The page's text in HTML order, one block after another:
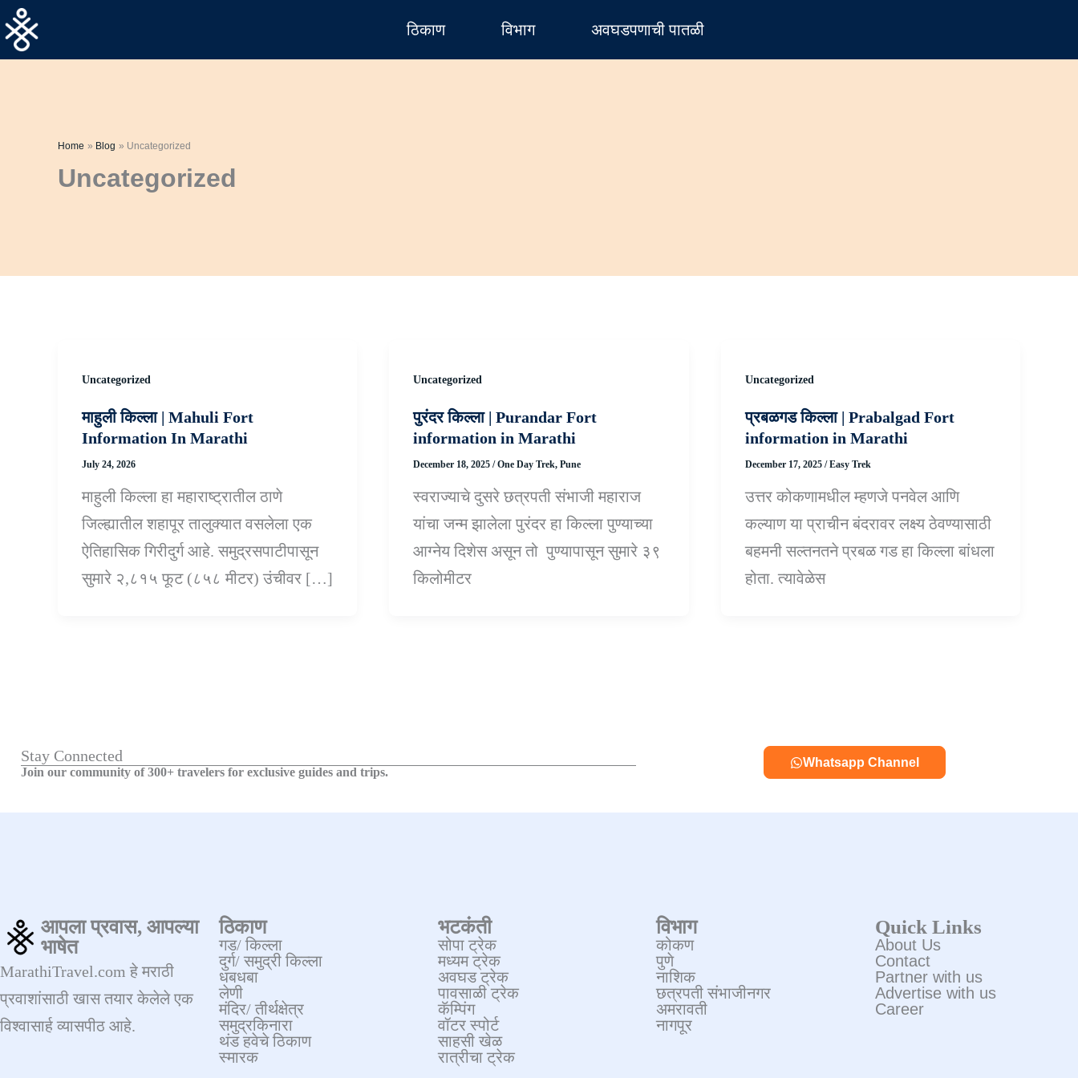
Skip
to
ठिकाण विभाग अवघडपणाची पातळी
Home Blog Uncategorized
Uncategorized
Uncategorized
माहुली किल्ला | Mahuli Fort
Information In Marathi
July 24, 2026
माहुली किल्ला हा महाराष्ट्रातील ठाणे
जिल्ह्यातील शहापूर तालुक्यात वसलेला एक
ऐतिहासिक गिरीदुर्ग आहे. समुद्रसपाटीपासून
सुमारे २,८१५ फूट (८५८ मीटर) उंचीवर […]
Uncategorized
पुरंदर किल्ला | Purandar Fort
information in Marathi
December 18, 2025/One Day Trek,Pune
स्वराज्याचे दुसरे छत्रपती संभाजी महाराज
यांचा जन्म झालेला पुरंदर हा किल्ला पुण्याच्या
आग्नेय दिशेस असून तो पुण्यापासून सुमारे ३९
किलोमीटर
Uncategorized
प्रबळगड किल्ला | Prabalgad Fort
information in Marathi
December 17, 2025 /Easy Trek
उत्तर कोकणामधील म्हणजे पनवेल आणि
कल्याण या प्राचीन बंदरावर लक्ष्य ठेवण्यासाठी
बहमनी सल्तनतने प्रबळ गड हा किल्ला बांधला
होता. त्यावेळेस
Stay Connected
Join our community of 300+ travelers for exclusive guides and trips.
Whatsapp Channel
आपला प्रवास, आपल्या
भाषेत
MarathiTravel.com हे मराठी
प्रवाशांसाठी खास तयार केलेले एक
विश्वासार्ह व्यासपीठ आहे.
ठिकाण
गड/ किल्ला
दुर्ग/ समुद्री किल्ला
धबधबा
लेणी
मंदिर/ तीर्थक्षेत्र
समुद्रकिनारा
थंड हवेचे ठिकाण
स्मारक
भटकंती
सोपा ट्रेक
मध्यम ट्रेक
अवघड ट्रेक
पावसाळी ट्रेक
कॅम्पिंग
वॉटर स्पोर्ट
साहसी खेळ
रात्रीचा ट्रेक
विभाग
कोकण
पुणे
नाशिक
छत्रपती संभाजीनगर
अमरावती
नागपूर
Quick Links
About Us
Contact
Partner with us
Advertise with us
Career